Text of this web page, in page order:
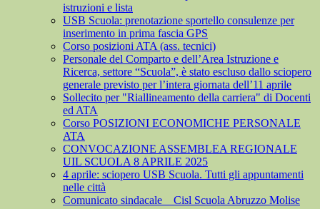
istruzioni e lista
USB Scuola: prenotazione sportello consulenze per
inserimento in prima fascia GPS
Corso posizioni ATA (ass. tecnici)
Personale del Comparto e dell’Area Istruzione e
Ricerca, settore “Scuola”, è stato escluso dallo sciopero
generale previsto per l’intera giornata dell’11 aprile
Sollecito per "Riallineamento della carriera" di Docenti
ed ATA
Corso POSIZIONI ECONOMICHE PERSONALE
ATA
CONVOCAZIONE ASSEMBLEA REGIONALE
UIL SCUOLA 8 APRILE 2025
4 aprile: sciopero USB Scuola. Tutti gli appuntamenti
nelle città
Comunicato sindacale _ Cisl Scuola Abruzzo Molise